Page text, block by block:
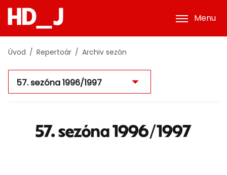
Menu
Úvod Repertoár Archiv sezón
57. sezóna 1996/1997